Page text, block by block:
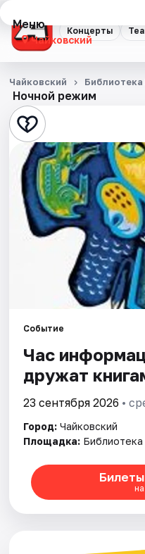
Концерты
Меню
Чайковский
Концерты
Театр
Экскурсии
События
Города
Ночной режим
Чайковский
Событие
Час
дружат
23 сентября 2026 •
Город: Чайковский
Площадка: